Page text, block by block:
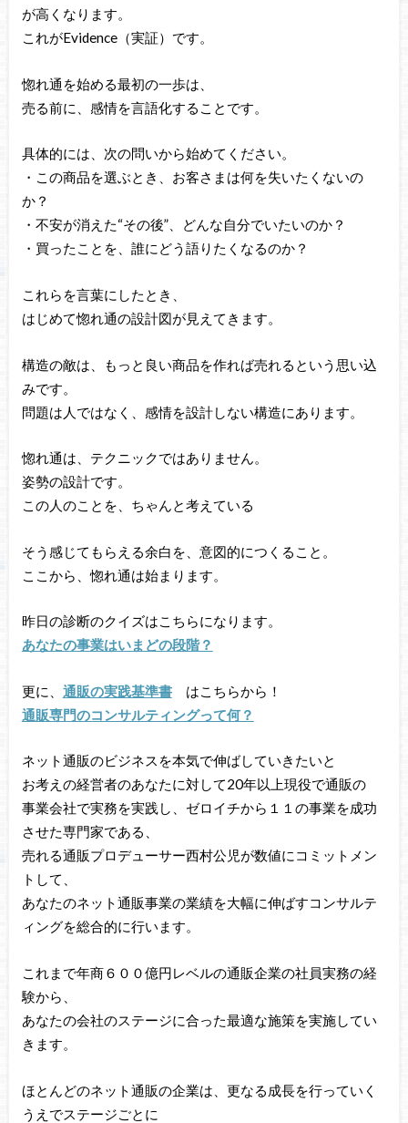
が高くなります。
これがEvidence（実証）です。
惚れ通を始める最初の一歩は、
売る前に、感情を言語化することです。
具体的には、次の問いから始めてください。
・この商品を選ぶとき、お客さまは何を失いたくないの
か？
・不安が消えた“その後”、どんな自分でいたいのか？
・買ったことを、誰にどう語りたくなるのか？
これらを言葉にしたとき、
はじめて惚れ通の設計図が見えてきます。
構造の敵は、もっと良い商品を作れば売れるという思い込
みです。
問題は人ではなく、感情を設計しない構造にあります。
惚れ通は、テクニックではありません。
姿勢の設計です。
この人のことを、ちゃんと考えている
そう感じてもらえる余白を、意図的につくること。
ここから、惚れ通は始まります。
昨日の診断のクイズはこちらになります。
あなたの事業はいまどの段階？
更に、 通販の実践基準書はこちらから！
通販専門のコンサルティングって何？
ネット通販のビジネスを本気で伸ばしていきたいと
お考えの経営者のあなたに対して20年以上現役で通販の
事業会社で実務を実践し、ゼロイチから１１の事業を成功
させた専門家である、
売れる通販プロデューサー西村公児が数値にコミットメン
トして、
あなたのネット通販事業の業績を大幅に伸ばすコンサルテ
ィングを総合的に行います。
これまで年商６００億円レベルの通販企業の社員実務の経
験から、
あなたの会社のステージに合った最適な施策を実施してい
きます。
ほとんどのネット通販の企業は、更なる成長を行っていく
うえでステージごとに